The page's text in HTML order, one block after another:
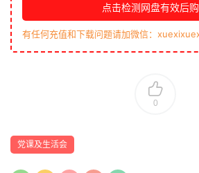
点击检测网盘有效后
有任何充值和下载问题请加微信：
0
党课及生活会